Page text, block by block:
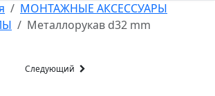
МОНТАЖНЫЕ АКСЕССУАРЫ
Металлорукав d32 mm
Следующий